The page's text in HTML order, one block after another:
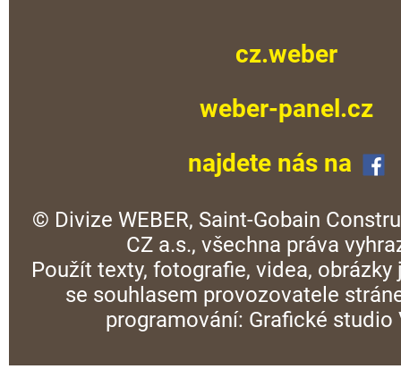
cz.weber
weber-panel.cz
najdete nás na
© Divize WEBER, Saint-Gobain
CZ a.s., všechna práva
Použít texty, fotografie, videa, obrázky
se souhlasem provozovatele
programování: Grafické studio